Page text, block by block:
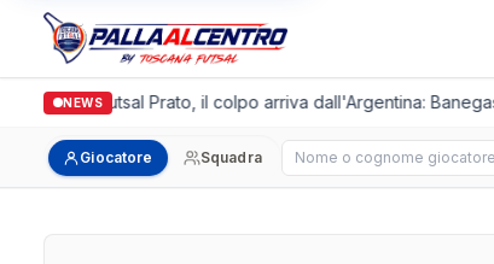
NEWS
Italgronda Futsal Prato, il colpo arriva dall'Argentina:
Giocatore Squadra Cerca giocatore